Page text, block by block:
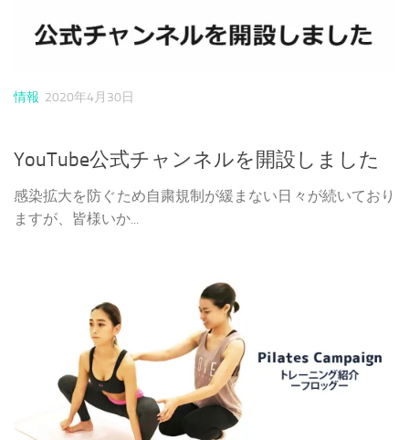
情報 2020年4月30日
YouTube公式チャンネルを開設しました
感染拡大を防ぐため自粛規制が緩まない日々が続いており
ますが、皆様いか...